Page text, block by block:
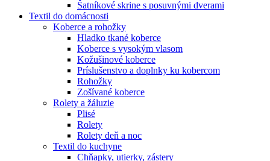
Šatníkové skrine s posuvnými dverami
Textil do domácnosti
Koberce a rohožky
Hladko tkané koberce
Koberce s vysokým vlasom
Kožušinové koberce
Príslušenstvo a doplnky ku kobercom
Rohožky
Zošívané koberce
Rolety a žáluzie
Plisé
Rolety
Rolety deň a noc
Textil do kuchyne
Chňapky, utierky, zástery